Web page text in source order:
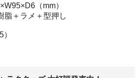
（mm）
脂＋ラメ＋型押し